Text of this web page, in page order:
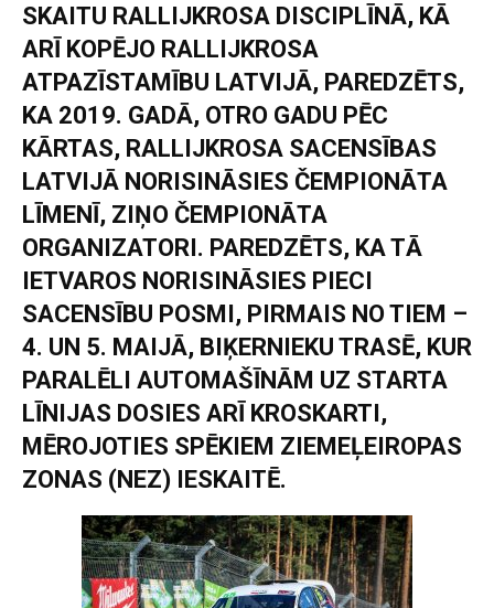
SKAITU RALLIJKROSA DISCIPLĪNĀ, KĀ
ARĪ KOPĒJO RALLIJKROSA
ATPAZĪSTAMĪBU LATVIJĀ, PAREDZĒTS,
KA 2019. GADĀ, OTRO GADU PĒC
KĀRTAS, RALLIJKROSA SACENSĪBAS
LATVIJĀ NORISINĀSIES ČEMPIONĀTA
LĪMENĪ, ZIŅO ČEMPIONĀTA
ORGANIZATORI. PAREDZĒTS, KA TĀ
IETVAROS NORISINĀSIES PIECI
SACENSĪBU POSMI, PIRMAIS NO TIEM –
4. UN 5. MAIJĀ, BIĶERNIEKU TRASĒ, KUR
PARALĒLI AUTOMAŠĪNĀM UZ STARTA
LĪNIJAS DOSIES ARĪ KROSKARTI,
MĒROJOTIES SPĒKIEM ZIEMEĻEIROPAS
ZONAS (NEZ) IESKAITĒ.